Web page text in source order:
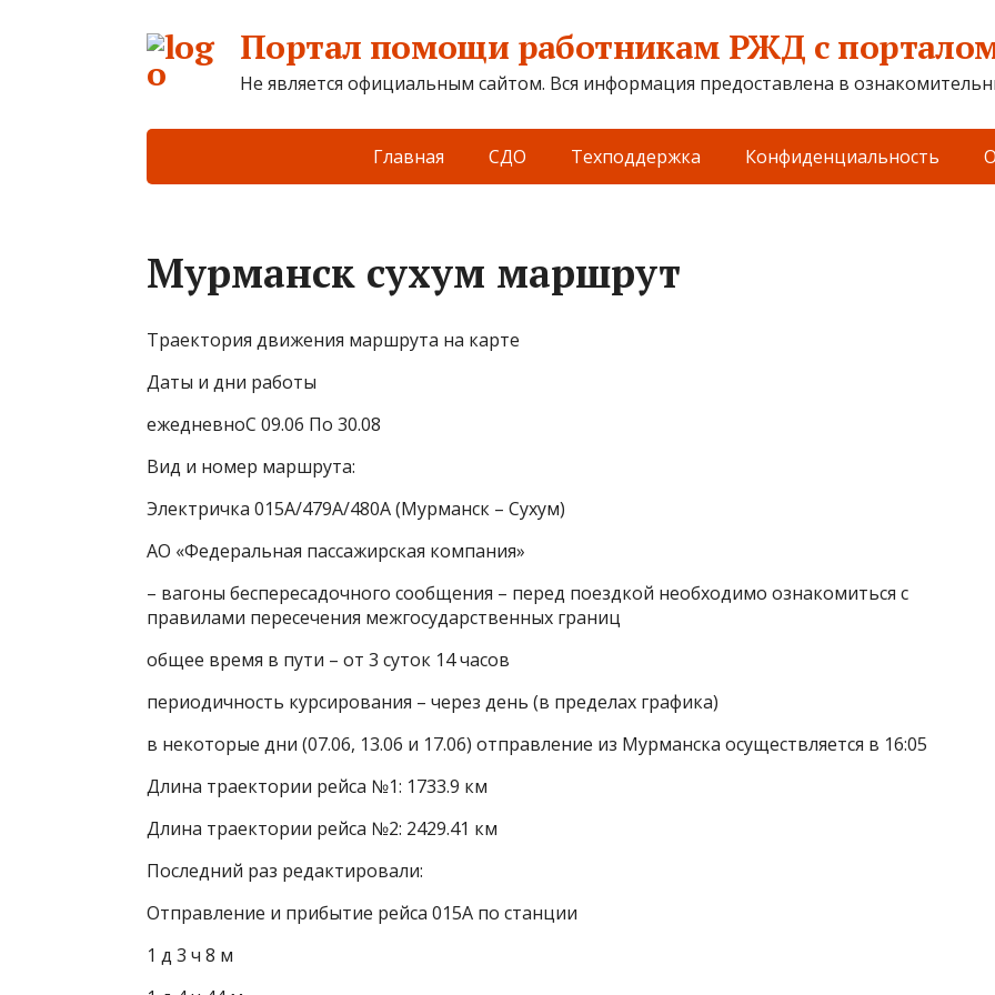
Портал помощи работникам РЖД с
Не является официальным сайтом. Вся информация предоставлена в
Главная СДО Техподдержка Конфиденциальность
Мурманск сухум маршрут
Траектория движения маршрута на карте
Даты и дни работы
ежедневноС 09.06 По 30.08
Вид и номер маршрута:
Электричка 015А/479А/480А (Мурманск – Сухум)
АО «Федеральная пассажирская компания»
– вагоны беспересадочного сообщения – перед поездкой необходимо ознакомиться с
правилами пересечения межгосударственных границ
общее время в пути – от 3 суток 14 часов
периодичность курсирования – через день (в пределах графика)
в некоторые дни (07.06, 13.06 и 17.06) отправление из Мурманска осуществляется в 16:05
Длина траектории рейса №1: 1733.9 км
Длина траектории рейса №2: 2429.41 км
Последний раз редактировали:
Отправление и прибытие рейса 015А по станции
1 д 3 ч 8 м